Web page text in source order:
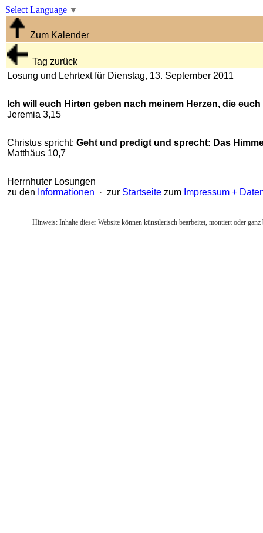
Select Language ▼
Zum Kalender
Tag zurück
Losung und Lehrtext für Dienstag, 13. September 2011
Ich will euch Hirten geben nach meinem Herzen, die
Jeremia 3,15
Christus spricht: Geht und predigt und sprecht: Das
Matthäus 10,7
Herrnhuter Losungen
zu den Informationen · zur Startseite zum Impressum +
Hinweis: Inhalte dieser Website können künstlerisch bearbeitet, montiert oder